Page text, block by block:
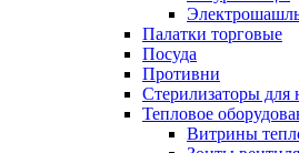
Палатки торговые
Посуда
Противни
Стерилизаторы для
Тепловое
Витрины